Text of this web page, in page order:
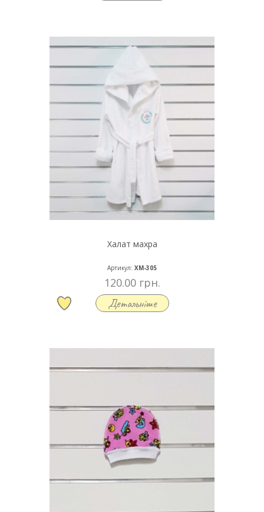
Халат махра
Артикул: ХМ-305
120.00 грн.
Детальніше